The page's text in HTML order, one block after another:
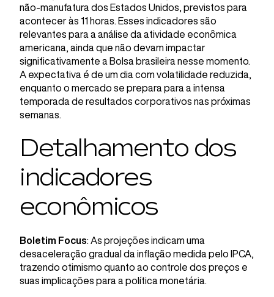
não-manufatura dos Estados Unidos, previstos para
acontecer às 11 horas. Esses indicadores são
relevantes para a análise da atividade econômica
americana, ainda que não devam impactar
significativamente a Bolsa brasileira nesse momento.
A expectativa é de um dia com volatilidade reduzida,
enquanto o mercado se prepara para a intensa
temporada de resultados corporativos nas próximas
semanas.
Detalhamento dos
indicadores
econômicos
Boletim Focus: As projeções indicam uma
desaceleração gradual da inflação medida pelo IPCA,
trazendo otimismo quanto ao controle dos preços e
suas implicações para a política monetária.